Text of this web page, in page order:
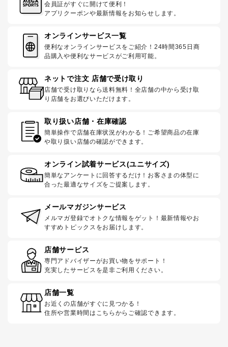
会員証がすぐに開けて便利！
アプリクーポンや最新情報をお知らせします。
オンラインサービス一覧
便利なオンラインサービスをご紹介！24時間365日商
品購入や便利なサービスがご利用可能。
ネットで注文 店舗で受け取り
店舗で受け取りなら送料無料！全店舗の中から受け取
り店舗をお選びいただけます。
取り扱い店舗・在庫確認
簡単操作で店舗在庫状況がわかる！ご希望商品の在庫
や取り扱い店舗の確認ができます。
オンライン試着サービス(ユニサイズ)
簡単なアンケートに回答するだけ！お客さまの体型に
合った最適なサイズをご提案します。
メールマガジンサービス
メルマガ登録でオトクな情報をゲット！最新情報やお
すすめトピックスをお届けします。
店舗サービス
専門アドバイザーがお買い物をサポート！
充実したサービスを是非ご利用ください。
店舗一覧
お近くの店舗がすぐに見つかる！
住所や営業時間はこちらからご確認できます。